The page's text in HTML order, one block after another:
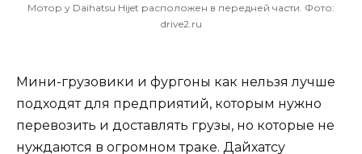
Мотор у Daihatsu Hijet расположен в передней части. Фото:
drive2.ru
Мини-грузовики и фургоны как нельзя лучше
подходят для предприятий, которым нужно
перевозить и доставлять грузы, но которые не
нуждаются в огромном траке. Дайхатсу